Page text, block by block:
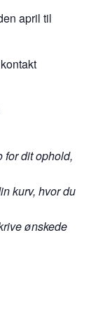
april til
dit ophold,
kurv, hvor du
ønskede